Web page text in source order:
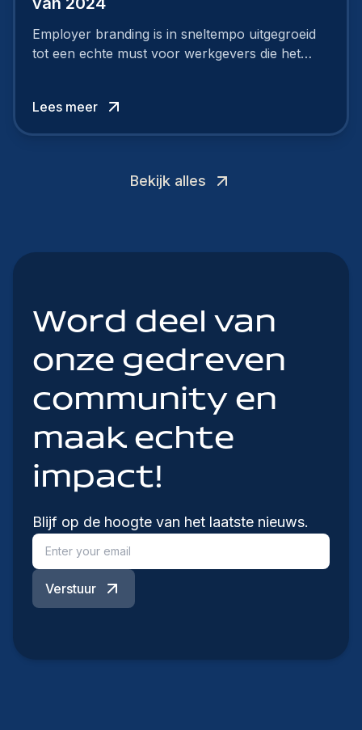
Employer branding is in sneltempo uitgegroeid
tot een echte must voor werkgevers die het
Lees meer
Bekijk alles
Word deel van
onze gedreven
community en
maak echte
impact!
Blijf op de hoogte van het laatste nieuws.
Verstuur